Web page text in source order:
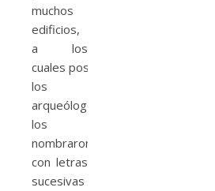
muchos
edificios,
a los
cuales posteriormente
los
arqueólogos
los
nombraron
con letras
sucesivas